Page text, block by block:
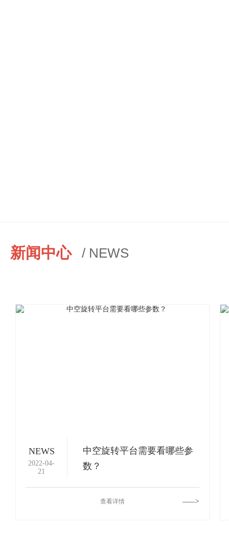
新闻中心 / NEWS
NEWS
2022-04-
21
中空旋转平台需要看哪些参
数？
查看详情 ——>